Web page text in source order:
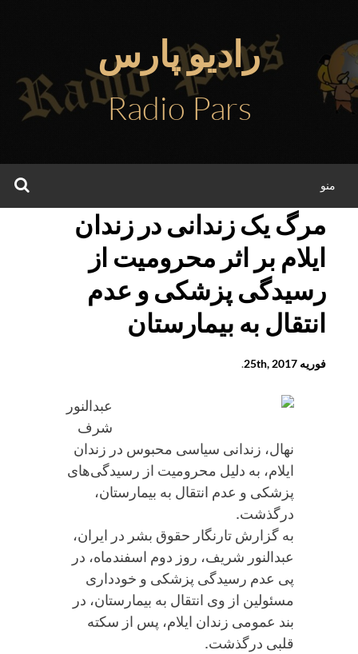
محتوا
رادیو پارس
Radio Pars
منو
مرگ یک زندانی در زندان
ایلام بر اثر محرومیت از
رسیدگی پزشکی و عدم
انتقال به بیمارستان
فوریه 25th, 2017 .
عبدالنور
شرف
نهال، زندانی سیاسی محبوس در زندان
ایلام، به دلیل محرومیت از رسیدگی‌های
پزشکی و عدم انتقال به بیمارستان،
درگذشت.
به گزارش تارنگار حقوق بشر در ایران،
عبدالنور شریف، روز دوم اسفندماه، در
پی عدم رسیدگی پزشکی و خودداری
مسئولین از وی انتقال به بیمارستان، در
بند عمومی زندان ایلام، پس از سکته
قلبی درگذشت.